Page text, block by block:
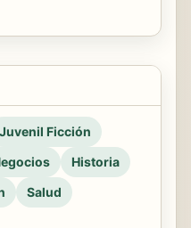
Juvenil Ficción
Historia
Salud